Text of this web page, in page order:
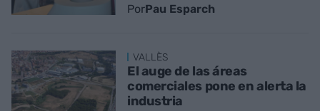
PorPau Esparch
VALLÈS
El auge de las áreas
comerciales pone en alerta la
industria